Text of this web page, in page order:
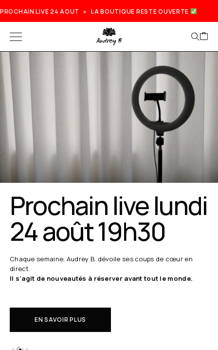
PROCHAIN LIVE 24 AOUT » LA BOUTIQUE RESTE OUVERTE
Prochain live lundi
24 août 19h30
Chaque semaine, Audrey B. dévoile ses coups de cœur en
direct.
Il s'agit de nouveautés à réserver avant tout le monde.
EN SAVOIR PLUS